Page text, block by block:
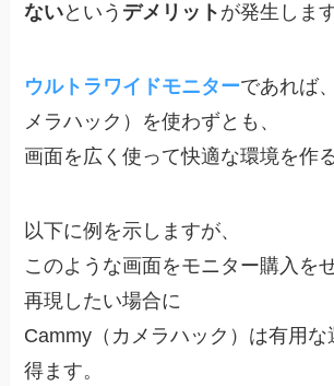
ないという デメリット が発生します
ウルトラワイドモニターであれば
メラハック）を使わずとも、
画面を広く使って快適な環境を作
以下に例を示しますが、
このような画面をモニター購入を
再現したい場合に
Cammy（カメラハック）は有用な
得ます。